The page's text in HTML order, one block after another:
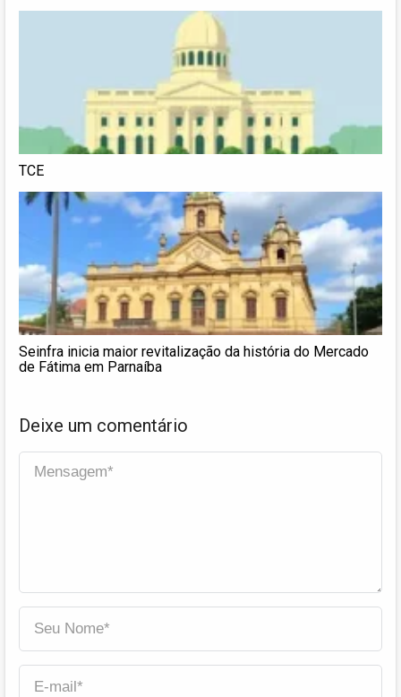
TCE
Seinfra inicia maior revitalização da história do Mercado
de Fátima em Parnaíba
Deixe um comentário